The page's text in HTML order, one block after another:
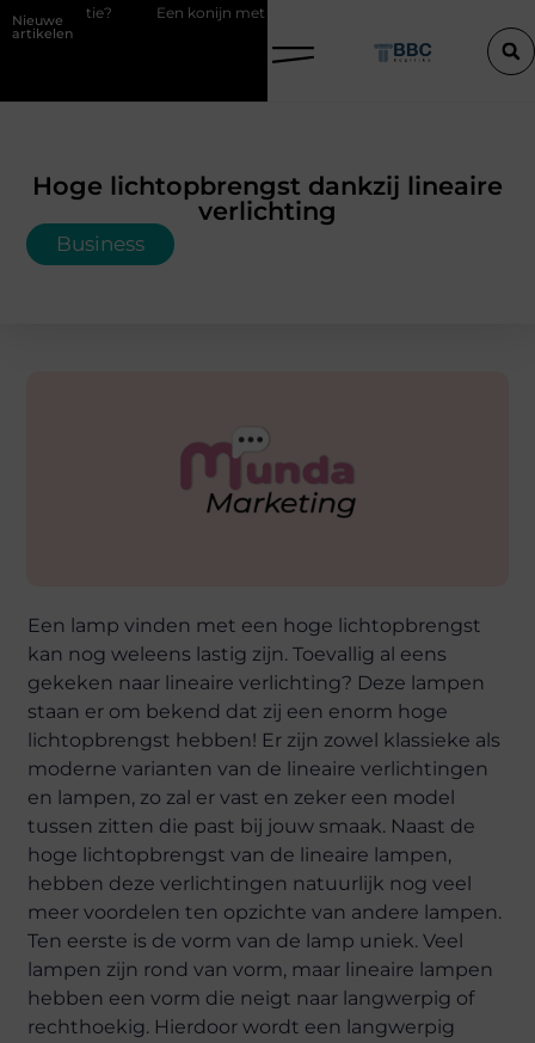
Nieuwe
artikelen
Een konijn met pit en waarom RaBBiT verrast
Hoge lichtopbrengst dankzij lineaire
verlichting
Business
Een lamp vinden met een hoge lichtopbrengst
kan nog weleens lastig zijn. Toevallig al eens
gekeken naar lineaire verlichting? Deze lampen
staan er om bekend dat zij een enorm hoge
lichtopbrengst hebben! Er zijn zowel klassieke als
moderne varianten van de lineaire verlichtingen
en lampen, zo zal er vast en zeker een model
tussen zitten die past bij jouw smaak. Naast de
hoge lichtopbrengst van de lineaire lampen,
hebben deze verlichtingen natuurlijk nog veel
meer voordelen ten opzichte van andere lampen.
Ten eerste is de vorm van de lamp uniek. Veel
lampen zijn rond van vorm, maar lineaire lampen
hebben een vorm die neigt naar langwerpig of
rechthoekig. Hierdoor wordt een langwerpig